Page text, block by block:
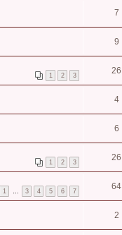
7
9
1 2 3 26
4
6
1 2 3 26
1 … 3 4 5 6 7 64
2